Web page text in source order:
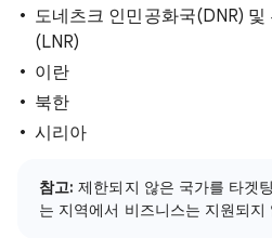
도네츠크 인민공화국(DNR)
(LNR)
이란
북한
시리아
참고: 제한되지 않은 국가를 타겟
는 지역에서 비즈니스는 지원되지